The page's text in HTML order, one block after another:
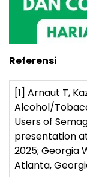
Referensi
[1] Arnaut T,
Alcohol/
Users of
presentation
2025; Georgia
Atlanta,